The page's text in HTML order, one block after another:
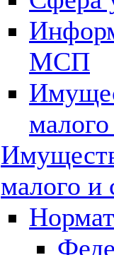
МСП
малого и